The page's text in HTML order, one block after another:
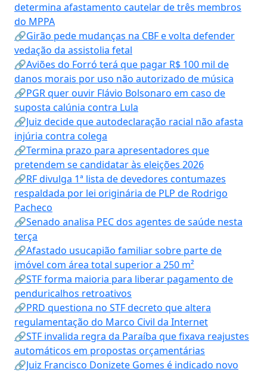
determina afastamento cautelar de três membros
do MPPA
🔗Girão pede mudanças na CBF e volta defender
vedação da assistolia fetal
🔗Aviões do Forró terá que pagar R$ 100 mil de
danos morais por uso não autorizado de música
🔗PGR quer ouvir Flávio Bolsonaro em caso de
suposta calúnia contra Lula
🔗Juiz decide que autodeclaração racial não afasta
injúria contra colega
🔗Termina prazo para apresentadores que
pretendem se candidatar às eleições 2026
🔗RF divulga 1ª lista de devedores contumazes
respaldada por lei originária de PLP de Rodrigo
Pacheco
🔗Senado analisa PEC dos agentes de saúde nesta
terça
🔗Afastado usucapião familiar sobre parte de
imóvel com área total superior a 250 m²
🔗STF forma maioria para liberar pagamento de
penduricalhos retroativos
🔗PRD questiona no STF decreto que altera
regulamentação do Marco Civil da Internet
🔗STF invalida regra da Paraíba que fixava reajustes
automáticos em propostas orçamentárias
🔗Juiz Francisco Donizete Gomes é indicado novo